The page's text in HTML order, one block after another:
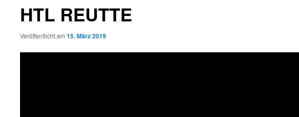
HTL REUTTE
Veröffentlicht am 15. März 2019